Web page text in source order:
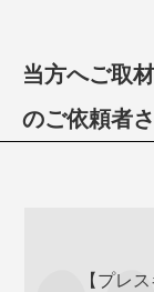
当方へご取
のご依頼者
【プレ